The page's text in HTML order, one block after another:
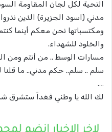
التحية لكل لجان المقاومة
مدني (اسود الجزيرة) الذين
ومكتسباتها نحن معكم أينما
والخلود للشهداء.
مسارات الوسط .. من أنتم ومن
سلم .. سلم.. حكم مدني.. ما
….
لك الله يا وطني فغداً ستشرق